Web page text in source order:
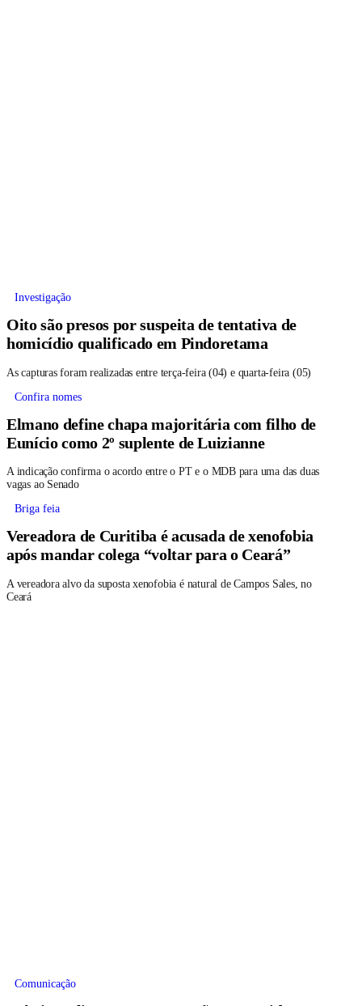
Investigação
Oito são presos por suspeita de tentativa de
homicídio qualificado em Pindoretama
As capturas foram realizadas entre terça-feira (04) e quarta-feira (05)
Confira nomes
Elmano define chapa majoritária com filho de
Eunício como 2º suplente de Luizianne
A indicação confirma o acordo entre o PT e o MDB para uma das duas
vagas ao Senado
Briga feia
Vereadora de Curitiba é acusada de xenofobia
após mandar colega “voltar para o Ceará”
A vereadora alvo da suposta xenofobia é natural de Campos Sales, no
Ceará
Comunicação